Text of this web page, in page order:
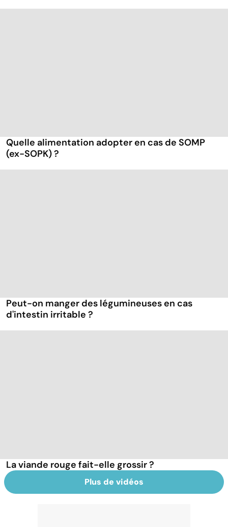
Quelle alimentation adopter en cas de SOMP
(ex-SOPK) ?
Peut-on manger des légumineuses en cas
d'intestin irritable ?
La viande rouge fait-elle grossir ?
Plus de vidéos